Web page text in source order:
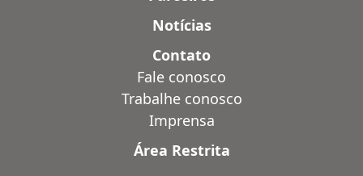
Notícias
Contato
Fale conosco
Trabalhe conosco
Imprensa
Área Restrita